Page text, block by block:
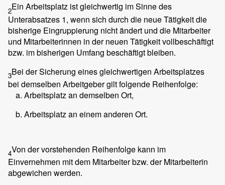
2Ein Arbeitsplatz ist gleichwertig im Sinne des
Unterabsatzes 1, wenn sich durch die neue Tätigkeit die
bisherige Eingruppierung nicht ändert und die Mitarbeiter
und Mitarbeiterinnen in der neuen Tätigkeit vollbeschäftigt
bzw. im bisherigen Umfang beschäftigt bleiben.
3Bei der Sicherung eines gleichwertigen Arbeitsplatzes
bei demselben Arbeitgeber gilt folgende Reihenfolge:
Arbeitsplatz an demselben Ort,
Arbeitsplatz an einem anderen Ort.
4Von der vorstehenden Reihenfolge kann im
Einvernehmen mit dem Mitarbeiter bzw. der Mitarbeiterin
abgewichen werden.